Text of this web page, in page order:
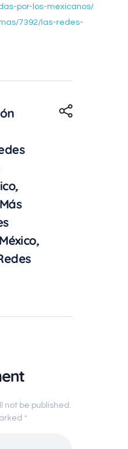
por-los-mexicanos/
7392/las-redes-
,
,
not be published.
*